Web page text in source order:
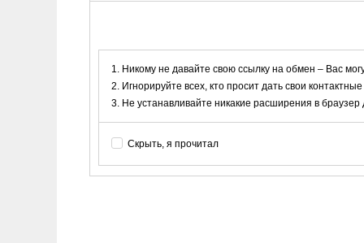
Никому не давайте свою ссылку на обмен – Вас
Игнорируйте всех, кто просит дать свои
Не устанавливайте никакие расширения в
Скрыть, я прочитал